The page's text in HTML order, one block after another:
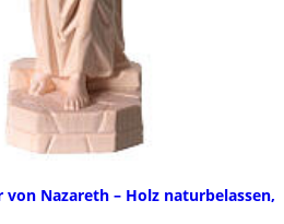
Nazareth – Holz naturbelassen,